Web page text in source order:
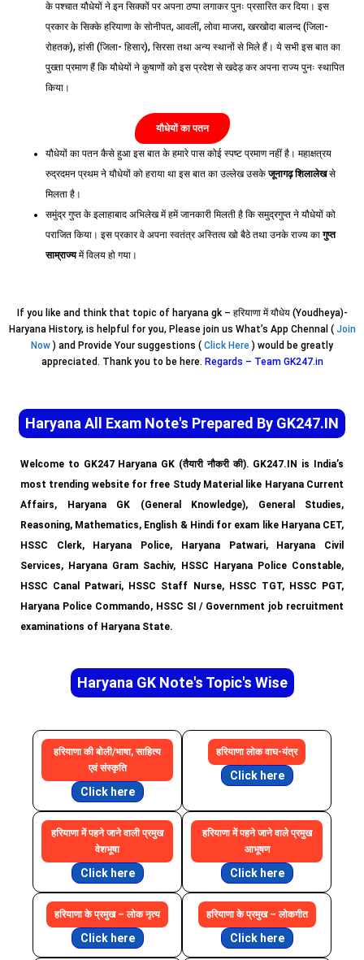
के पश्चात यौधेयों ने इन सिक्कों पर अपना ठप्पा लगाकर पुनः प्रसारित कर दिया। इस
प्रकार के सिक्के हरियाणा के सोनीपत, आवलीं, लोवा माजरा, खरखोदा बालन्द (जिला-
रोहतक), हांसी (जिला- हिसार), सिरसा तथा अन्य स्थानों से मिले हैं। ये सभी इस बात का
पुख्ता प्रमाण हैं कि यौधेयों ने कुषाणों को इस प्रदेश से खदेड़ कर अपना राज्य पुनः स्थापित
किया।
यौधेयों का पतन
यौधेयों का पतन कैसे हुआ इस बात के हमारे पास कोई स्पष्ट प्रमाण नहीं है। महाक्षत्रय
रुद्रदमन प्रथम ने यौधेयों को हराया था इस बात का उल्लेख उसकेजूनागढ़ शिलालेखसे
मिलता है।
समुंद्र गुप्त के इलाहाबाद अभिलेख में हमें जानकारी मिलती है कि समुद्रगुप्त ने यौधेयों को
पराजित किया। इस प्रकार वे अपना स्वतंत्र अस्तित्व खो बैठे तथा उनके राज्य कागुप्त
साम्राज्यमें विलय हो गया।
If you like and think that topic of haryana gk – हरियाणा में यौधेय (Youdheya)-
Haryana History, is helpful for you, Please join us What’s App Chennal ( Join
Now ) and Provide Your suggestions ( Click Here ) would be greatly
appreciated. Thank you to be here. Regards – Team GK247.in
Haryana All Exam Note's Prepared By GK247.IN
Welcome to GK247 Haryana GK (तैयारी नौकरी की). GK247.IN is India’s
most trending website for free Study Material like Haryana Current
Affairs, Haryana GK (General Knowledge), General Studies,
Reasoning, Mathematics, English & Hindi for exam like Haryana CET,
HSSC Clerk, Haryana Police, Haryana Patwari, Haryana Civil
Services, Haryana Gram Sachiv, HSSC Haryana Police Constable,
HSSC Canal Patwari, HSSC Staff Nurse, HSSC TGT, HSSC PGT,
Haryana Police Commando, HSSC SI / Government job recruitment
examinations of Haryana State.
Haryana GK Note's Topic's Wise
हरियाणा की बोली/भाषा, साहित्य
एवं संस्कृति
Click here
हरियाणा लोक वाघ-यंत्र
Click here
हरियाणा में पहने जाने वाली प्रमुख
वेशभूषा
Click here
हरियाणा में पहने जाने वाले प्रमुख
आभूषण
Click here
हरियाणा के प्रमुख – लोक नृत्य
Click here
हरियाणा के प्रमुख – लोकगीत
Click here